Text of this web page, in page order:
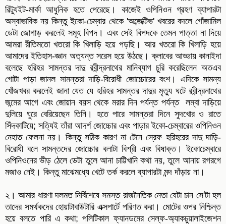
রিট্যুইট-মার্কা আধুনিক হতে পেরেছে। কাজেই ওপিনিওন গ্রহণ ব্যাপারটা
অস্বাভাবিক নয় কিন্তু ইকো-চেম্বার থেকে 'অব্জেক্টিভ' খবরের বদলে গোঁজামিল
ডেটা জোগাড় করলেই সমূহ বিপদ। এবং সেই বিপদকে তেমন পাত্তা না দিয়ে
আমরা রীতিমতো খতরো কি খিলাড়ি হয়ে পড়ছি। আর খতরো কি খিলাড়ি হয়ে
আমাদের ইতিহাস-জ্ঞান অত্যন্ত সরেস হয়ে উঠছে। ক্লাবের আড্ডায় কানাইদা
বলেছে হরিহর সামন্তর দাদু রবীন্দ্রনাথের মানিব্যাগ চুরি করেছিলেন অতএব
গোটা পাড়া জানল সামন্তরা দাড়ি-বিরোধী জোচ্চোরের বংশ। এদিকে সামন্য
খোঁজখবর করলেই জানা যেত যে হরিহর সামন্তর দাদুর মৃত্যু ঘটে রবীন্দ্রনাথের
জন্মের আগে এবং জোয়ান বয়স থেকে মরার দিন পর্যন্ত পর্যন্ত লম্বা দাড়িয়ে
দুলিয়ে ঘুরে বেরিয়েছেন তিনি। হতে পারে সামন্তরা দিনে সুদখোর ও রাতে
সিঁদকাটিয়ে; সত্যিই তাঁরা আদর্শ জোচ্চোর এবং পাড়ার ইকো-চেম্বারের ওপিনিওন
নেহাত ফেলনা নয়। কিন্তু সঠিক কারণ না টেনে স্রেফ হরিহরের দাদু দাড়ি-
বিরোধী বলে সামন্তদের জোচ্চোর বলাটা বিশ্রী এবং বিষাক্ত। ইকোচেম্বারে
ওপিনিওনের ভীড় ঠেলে ডেটা তুলে আনা চাট্টিখানি কথা নয়, তুলে আনায় রগরগে
মজাও নেই। কিন্তু মাঝেমধ্যে খেটে তর্ক করলে ব্যাপারটা মন্দ দাঁড়ায় না।
২। আমার ধারণা দলমত নির্বিশেষে সমস্ত রাজনৈতিক নেতা যেটা চান সে'টা হল
তাদের সমর্থকদের হোয়াটাবাউটারি এক্সপার্টে পরিণত করা। মোটের ওপর নিশ্চিন্ত
হয়ে বলতে পারি এ কথা; পলিটিকাল ফ্যানডমের সেল্ফ-অ্যাকচুয়ালাইজেশন